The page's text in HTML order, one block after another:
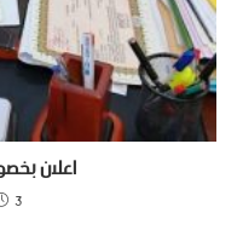
اعلان
3 يونيو 2025